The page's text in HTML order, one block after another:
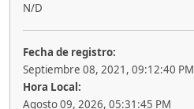
N/D
Fecha de registro:
Septiembre 08, 2021, 09:12:40 PM
Hora Local:
Agosto 09, 2026, 05:31:45 PM